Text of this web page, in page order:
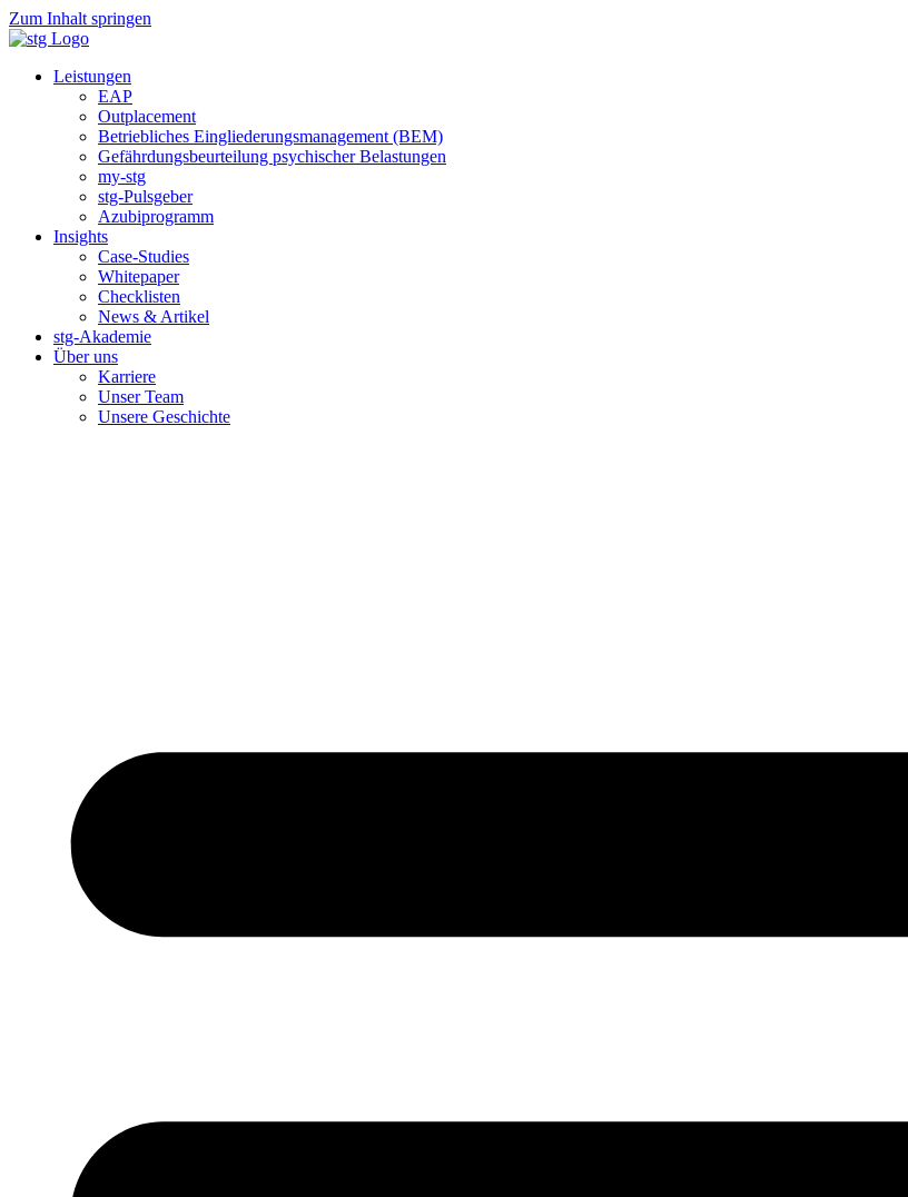
Zum Inhalt springen
Leistungen
EAP
Outplacement
Betriebliches Eingliederungsmanagement (BEM)
Gefährdungsbeurteilung psychischer Belastungen
my-stg
stg-Pulsgeber
Azubiprogramm
Insights
Case-Studies
Whitepaper
Checklisten
News & Artikel
stg-Akademie
Über uns
Karriere
Unser Team
Unsere Geschichte